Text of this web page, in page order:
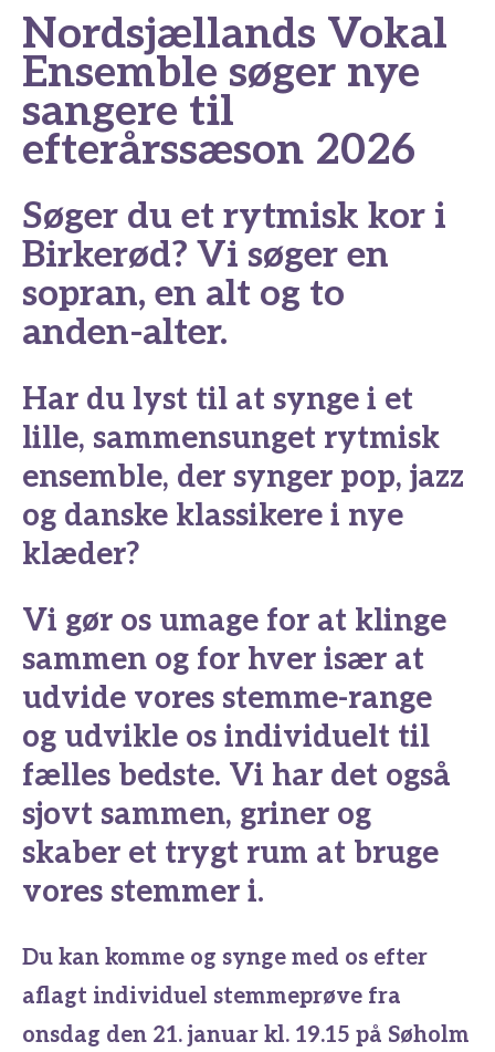
Nordsjællands Vokal
Ensemble søger nye
sangere til
efterårssæson 2026
Søger du et rytmisk kor i
Birkerød? Vi søger en
sopran, en alt og to
anden-alter.
Har du lyst til at synge i et
lille, sammensunget rytmisk
ensemble, der synger pop, jazz
og danske klassikere i nye
klæder?
Vi gør os umage for at klinge
sammen og for hver især at
udvide vores stemme-range
og udvikle os individuelt til
fælles bedste. Vi har det også
sjovt sammen, griner og
skaber et trygt rum at bruge
vores stemmer i.
Du kan komme og synge med os efter
aflagt individuel stemmeprøve fra
onsdag den 21. januar kl. 19.15 på Søholm